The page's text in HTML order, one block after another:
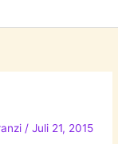
/Juli 21, 2015